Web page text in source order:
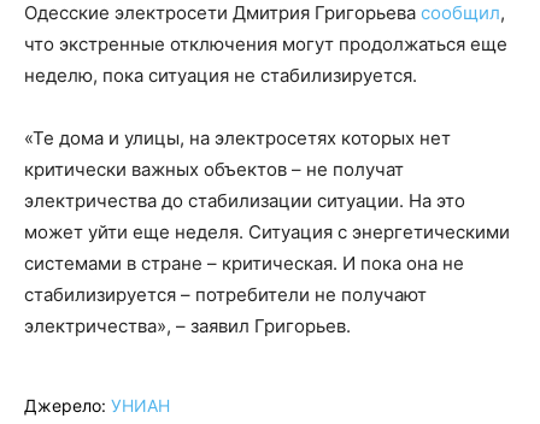
Одесские электросети Дмитрия Григорьева сообщил,
что экстренные отключения могут продолжаться еще
неделю, пока ситуация не стабилизируется.
«Те дома и улицы, на электросетях которых нет
критически важных объектов – не получат
электричества до стабилизации ситуации. На это
может уйти еще неделя. Ситуация с энергетическими
системами в стране – критическая. И пока она не
стабилизируется – потребители не получают
электричества», – заявил Григорьев.
Джерело: УНИАН